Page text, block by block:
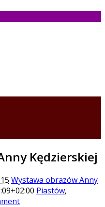
Kędzierskiej
Wystawa obrazów Anny
Piastów,